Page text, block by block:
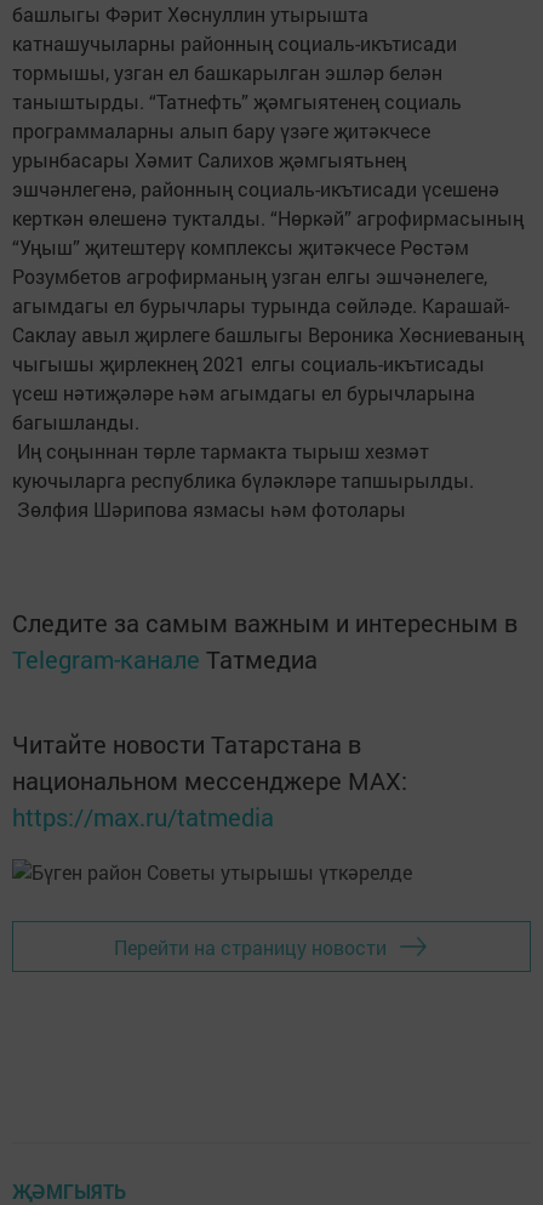
башлыгы Фәрит Хөснуллин утырышта
катнашучыларны районның социаль-икътисади
тормышы, узган ел башкарылган эшләр белән
таныштырды. “Татнефть” җәмгыятенең социаль
программаларны алып бару үзәге җитәкчесе
урынбасары Хәмит Салихов җәмгыятьнең
эшчәнлегенә, районның социаль-икътисади үсешенә
керткән өлешенә тукталды. “Нөркәй” агрофирмасының
“Уңыш” җитештерү комплексы җитәкчесе Рөстәм
Розумбетов агрофирманың узган елгы эшчәнелеге,
агымдагы ел бурычлары турында сөйләде. Карашай-
Саклау авыл җирлеге башлыгы Вероника Хөсниеваның
чыгышы җирлекнең 2021 елгы социаль-икътисады
үсеш нәтиҗәләре һәм агымдагы ел бурычларына
багышланды.
Иң соңыннан төрле тармакта тырыш хезмәт
куючыларга республика бүләкләре тапшырылды.
Зөлфия Шәрипова язмасы һәм фотолары
Следите за самым важным и интересным в
Telegram-канале Татмедиа
Читайте новости Татарстана в
национальном мессенджере MАХ:
https://max.ru/tatmedia
Перейти на страницу новости
ҖӘМГЫЯТЬ